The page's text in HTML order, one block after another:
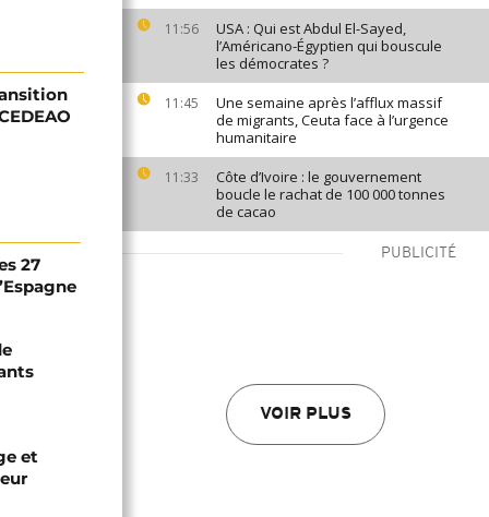
11:56
USA : Qui est Abdul El-Sayed,
l’Américano-Égyptien qui bouscule
les démocrates ?
11:45
Une semaine après l’afflux massif
de migrants, Ceuta face à l’urgence
humanitaire
11:33
Côte d’Ivoire : le gouvernement
boucle le rachat de 100 000 tonnes
de cacao
PUBLICITÉ
VOIR PLUS
27
et